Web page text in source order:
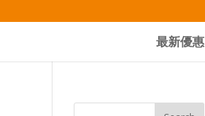
最新優惠